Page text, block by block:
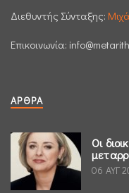
Διεθυντής Σύνταξης:
Επικοινωνία:
ΆΡΘΡΑ
Οι
06 ΑΥΓ